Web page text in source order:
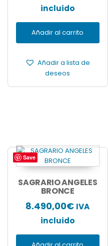
incluido
Añadir al carrito
Añadir a lista de
deseos
Save
SAGRARIO ANGELES
BRONCE
8.490,00€ IVA
incluido